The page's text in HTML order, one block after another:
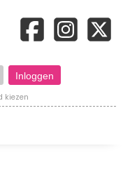
kiezen